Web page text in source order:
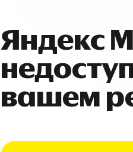
Яндекс
вашем